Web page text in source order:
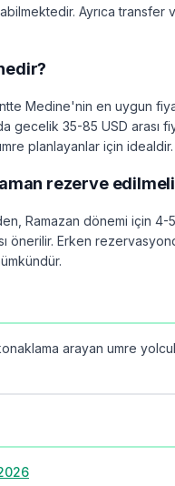
Ayrıca transfer
Medine'nin en uygun
gecelik 35-85 USD arası
planlayanlar için idealdir.
rezerve
Ramazan dönemi için 4-
önerilir. Erken
arayan umre